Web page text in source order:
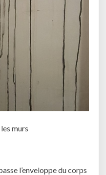
murs
l’enveloppe du corps